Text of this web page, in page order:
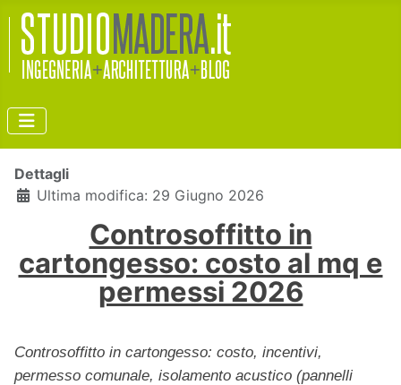
Dettagli
Ultima modifica: 29 Giugno 2026
Controsoffitto in
cartongesso: costo al mq e
permessi 2026
Controsoffitto in cartongesso: costo, incentivi,
permesso comunale, isolamento acustico (pannelli